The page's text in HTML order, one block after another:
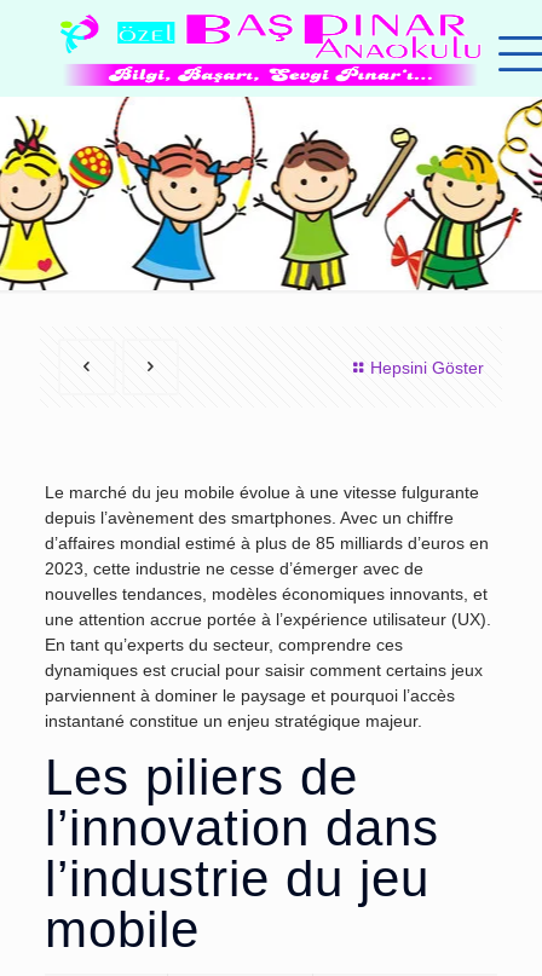
Hepsini Göster
Le marché du jeu mobile évolue à une vitesse fulgurante
depuis l’avènement des smartphones. Avec un chiffre
d’affaires mondial estimé à plus de 85 milliards d’euros en
2023 , cette industrie ne cesse d’émerger avec de
nouvelles tendances, modèles économiques innovants, et
une attention accrue portée à l’expérience utilisateur (UX).
En tant qu’experts du secteur, comprendre ces
dynamiques est crucial pour saisir comment certains jeux
parviennent à dominer le paysage et pourquoi l’accès
instantané constitue un enjeu stratégique majeur.
Les piliers de
l’innovation dans
l’industrie du jeu
mobile